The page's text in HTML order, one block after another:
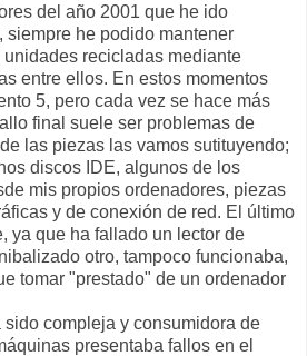
del año 2001 que he ido
siempre he podido mantener
recicladas mediante
entre ellos. En estos momentos
5, pero cada vez se hace más
final suele ser problemas de
las piezas las vamos sutituyendo;
discos IDE, algunos de los
mis propios ordenadores, piezas
y de conexión de red. El último
ya que ha fallado un lector de
otro, tampoco funcionaba,
tomar "prestado" de un ordenador
sido compleja y consumidora de
presentaba fallos en el